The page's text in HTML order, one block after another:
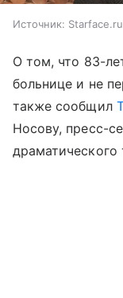
Источник: Starface.ru
О том, что 83-
больнице и не
также сообщил
Носову, пресс-